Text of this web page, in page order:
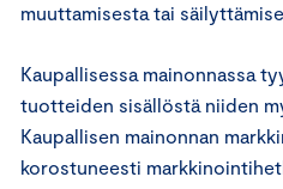
muuttamisesta tai
Kaupallisessa mainonnassa
tuotteiden sisällöstä niiden
Kaupallisen mainonnan
korostuneesti